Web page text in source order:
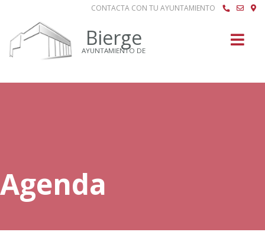
CONTACTA CON TU AYUNTAMIENTO
Bierge
AYUNTAMIENTO DE
Agenda